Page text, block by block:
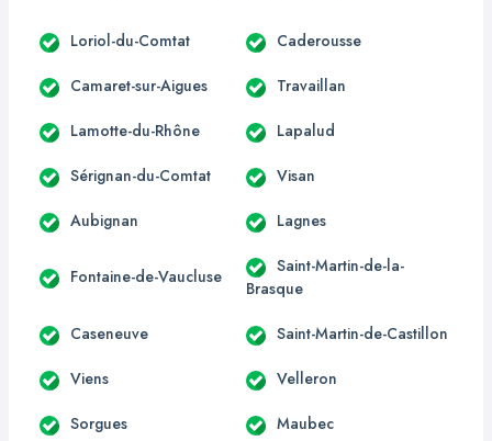
Loriol-du-Comtat Caderousse
Camaret-sur-Aigues Travaillan
Lamotte-du-Rhône Lapalud
Sérignan-du-Comtat Visan
Aubignan Lagnes
Fontaine-de-Vaucluse
Saint-Martin-de-la-
Brasque
Caseneuve Saint-Martin-de-Castillon
Viens Velleron
Sorgues Maubec